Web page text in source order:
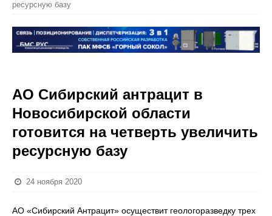
ресурсную базу
АО Сибирский антрацит в
Новосибирской области
готовится на четверть увеличить
ресурсную базу
24 ноября 2020
АО «Сибирский Антрацит» осуществит геологоразведку трех